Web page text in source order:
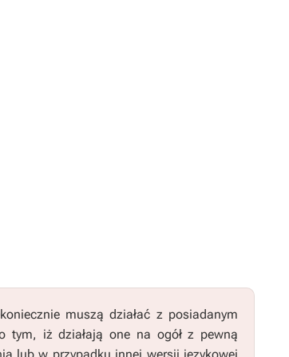
muszą działać z posiadanym
tym, iż działają one na ogół z pewną